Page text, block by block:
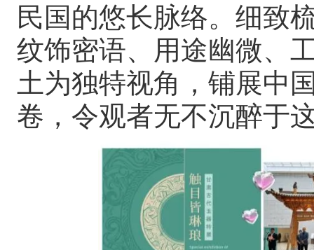
民国的悠长脉络。细致
纹饰密语、用途幽微、
土为独特视角，铺展中
卷，令观者无不沉醉于